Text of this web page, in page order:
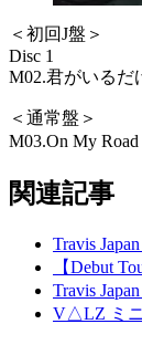
＜初回J盤＞
Disc 1
M02.君がいるだ
＜通常盤＞
M03.On My Road
関連記事
Travis
【Debut
Travis
V△LZ ミニ